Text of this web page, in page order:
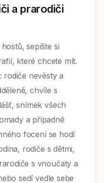
a prarodiči
sepíšte si
které chcete mít.
rodiče nevěsty a
chvíle s
snímek všech
a případně
focení se hodí
rodiče s dětmi,
s vnoučaty a
sedí vedle sebe